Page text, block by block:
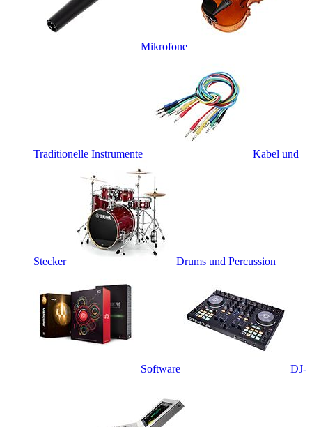
Mikrofone
Traditionelle Instrumente Kabel und
Stecker Drums und Percussion
Software DJ-